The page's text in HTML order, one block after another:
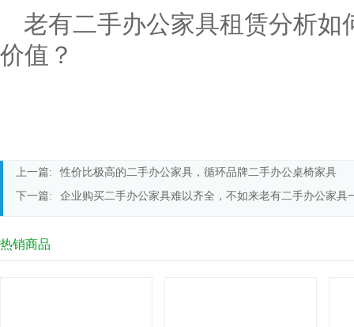
老有二手办公家具租赁分析
价值？
上一篇:
性价比极高的二手办公家具，循环品牌二手办公桌椅家具
下一篇:
企业购买二手办公家具难以齐全，不如来老有二手办公家具
热销商品